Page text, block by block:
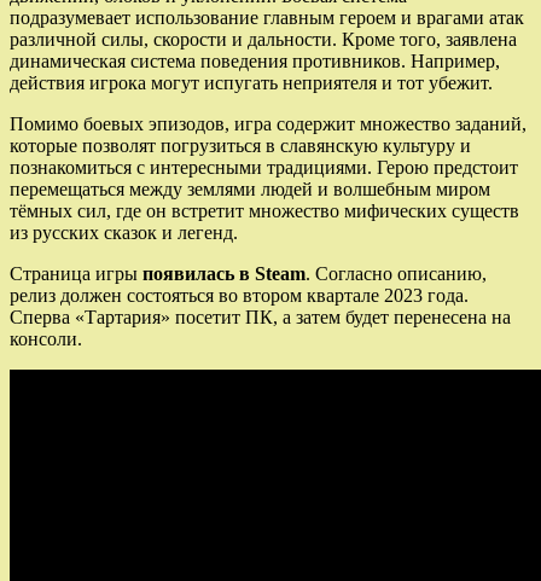
подразумевает использование главным героем и врагами атак
различной силы, скорости и дальности. Кроме того, заявлена
динамическая система поведения противников. Например,
действия игрока могут испугать неприятеля и тот убежит.
Помимо боевых эпизодов, игра содержит множество заданий,
которые позволят погрузиться в славянскую культуру и
познакомиться с интересными традициями. Герою предстоит
перемещаться между землями людей и волшебным миром
тёмных сил, где он встретит множество мифических существ
из русских сказок и легенд.
Страница игры появилась в Steam. Согласно описанию,
релиз должен состояться во втором квартале 2023 года.
Сперва «Тартария» посетит ПК, а затем будет перенесена на
консоли.